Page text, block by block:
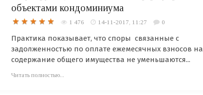
объектами кондоминиума
1 476 14-11-2017, 11:27 0
Практика показывает, что споры связанные с
задолженностью по оплате ежемесячных взносов на
содержание общего имущества не уменьшаются...
Читать полностью...